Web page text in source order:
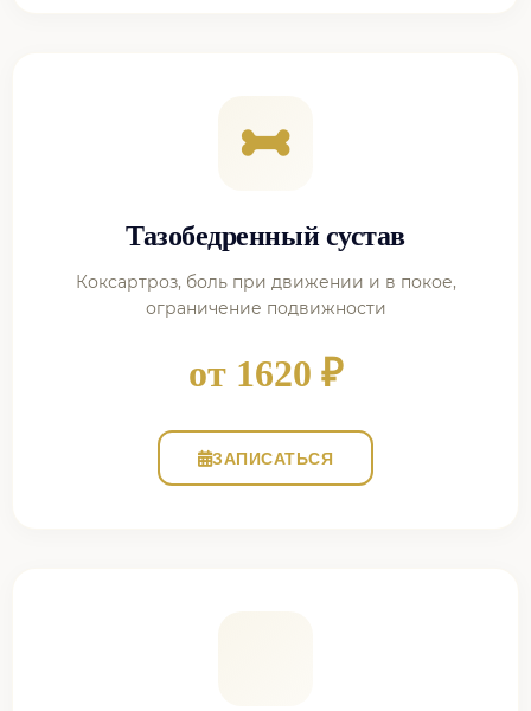
Тазобедренный сустав
Коксартроз, боль при движении и в покое,
ограничение подвижности
от 1620 ₽
ЗАПИСАТЬСЯ